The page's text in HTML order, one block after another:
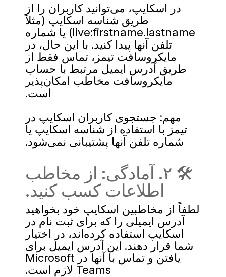
در اسکایپ، می‌توانید کاربران را از
طریق شناسه اسکایپ (مثلاً
live:firstname.lastname) یا شماره
تلفن آنها پیدا کنید. با این حال، در
مایکروسافت تیمز، تماس فقط از
طریق آدرس ایمیل مرتبط با حساب
مایکروسافت مخاطب امکان‌پذیر
است.
مهم: جستجوی کاربران اسکایپ در
تیمز با استفاده از شناسه اسکایپ یا
شماره تلفن آنها پشتیبانی نمی‌شود.
🛠️ ۲. آمادگی: از مخاطب
اطلاعات کسب کنید.
لطفاً از مخاطبین اسکایپ خود بخواهید
آدرس ایمیلی را که برای ثبت نام در
اسکایپ استفاده کرده‌اند، در اختیار
شما قرار دهند. این آدرس ایمیل برای
یافتن و تماس با آنها در Microsoft
Teams لازم است.